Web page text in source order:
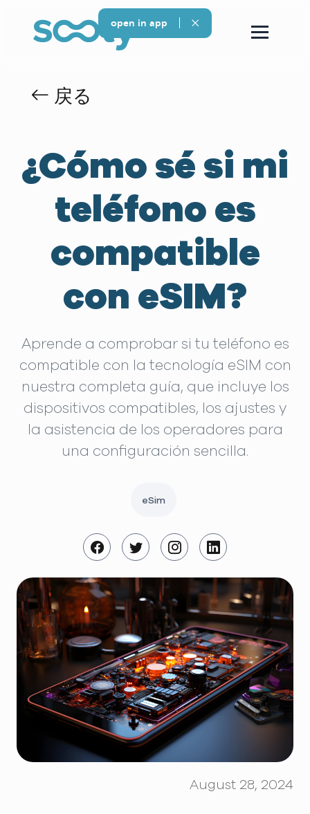
戻る
¿Cómo sé si mi
teléfono es
compatible
con eSIM?
Aprende a comprobar si tu teléfono es
compatible con la tecnología eSIM con
nuestra completa guía, que incluye los
dispositivos compatibles, los ajustes y
la asistencia de los operadores para
una configuración sencilla.
eSim
August 28, 2024
open in app